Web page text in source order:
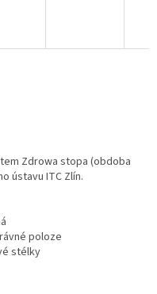
Zdrowa stopa (obdoba
ústavu ITC Zlín.
poloze
stélky